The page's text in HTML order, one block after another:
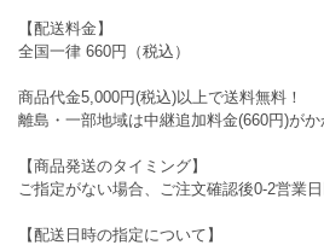
【配送料金】
全国一律 660円（税込）
商品代金5,000円(税込)以上で送料無料！
離島・一部地域は中継追加料金(660円)がか
【商品発送のタイミング】
ご指定がない場合、ご注文確認後0-2営業
【配送日時の指定について】